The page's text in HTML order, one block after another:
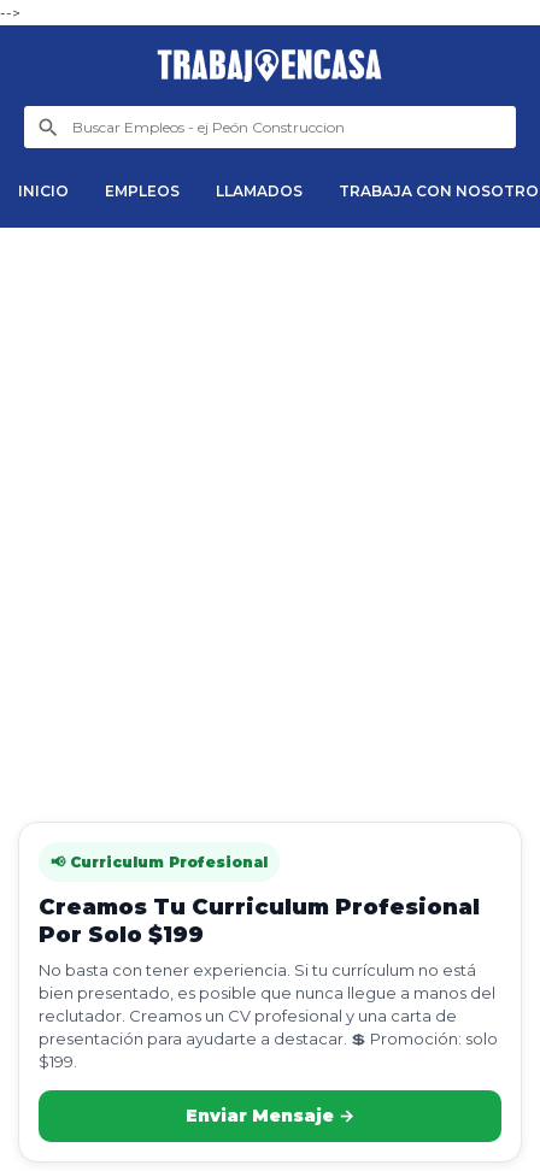
-->
INICIO EMPLEOS LLAMADOS TRABAJA CON
📢 Curriculum Profesional
Creamos Tu Curriculum Profesional
Por Solo $199
No basta con tener experiencia. Si tu currículum no está
bien presentado, es posible que nunca llegue a manos del
reclutador. Creamos un CV profesional y una carta de
presentación para ayudarte a destacar. 💲 Promoción: solo
$199.
Enviar Mensaje →